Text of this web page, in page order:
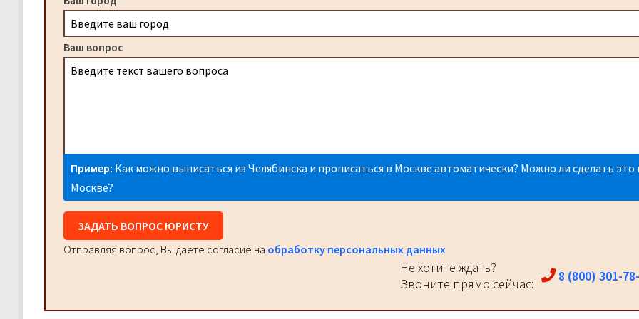
Ваш вопрос
Пример: Как можно выписаться из Челябинска и прописаться в Москве автоматически? Можно ли сделать это
Москве?
ЗАДАТЬ ВОПРОС ЮРИСТУ
Отправляя вопрос, Вы даёте согласие на обработку персональных данных
Не хотите ждать?
Звоните прямо сейчас:
8 (800) 301-